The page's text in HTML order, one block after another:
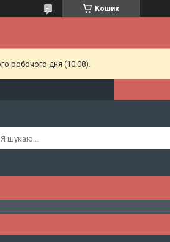
Кошик
робочого дня (10.08).